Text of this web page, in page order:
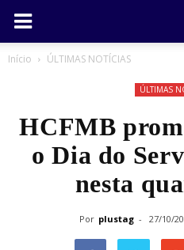
Início ÚLTIMAS NOTÍCIAS
ÚLTIMAS
HCFMB
o Dia do
nesta
Por plustag - 27/10/